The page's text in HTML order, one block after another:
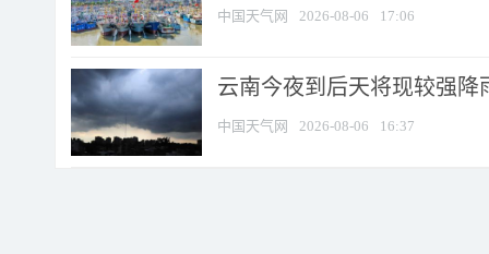
中国天气网 2026-08-06 17:06
云南今夜到后天将现较强降
中国天气网 2026-08-06 16:37